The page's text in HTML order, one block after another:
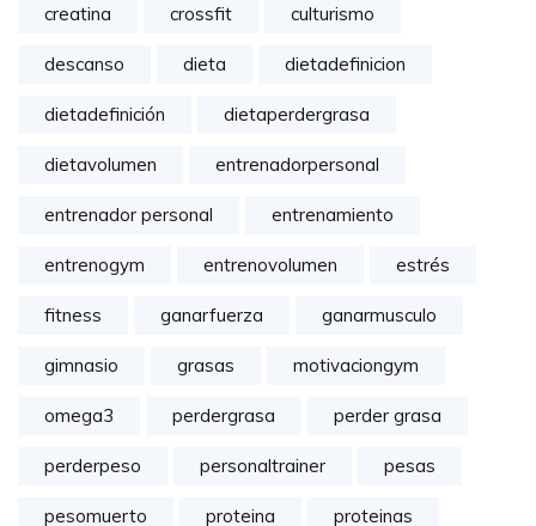
creatina crossfit culturismo
descanso dieta dietadefinicion
dietadefinición dietaperdergrasa
dietavolumen entrenadorpersonal
entrenador personal entrenamiento
entrenogym entrenovolumen estrés
fitness ganarfuerza ganarmusculo
gimnasio grasas motivaciongym
omega3 perdergrasa perder grasa
perderpeso personaltrainer pesas
pesomuerto proteina proteinas